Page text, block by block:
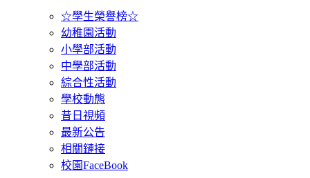
☆學生榮譽榜☆
幼稚園活動
小學部活動
中學部活動
綜合性活動
學校動態
昔日視頻
最新公告
相關鏈接
校園FaceBook